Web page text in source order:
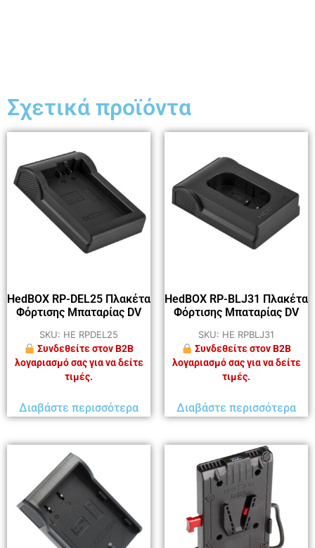
Σχετικά προϊόντα
HedBOX RP-DEL25 Πλακέτα
Φόρτισης Μπαταρίας DV
SKU: HE RPDEL25
Συνδεθείτε στον B2B
λογαριασμό σας για να δείτε
τιμές.
Διαβάστε περισσότερα
HedBOX RP-BLJ31 Πλακέτα
Φόρτισης Μπαταρίας DV
SKU: HE RPBLJ31
Συνδεθείτε στον B2B
λογαριασμό σας για να δείτε
τιμές.
Διαβάστε περισσότερα